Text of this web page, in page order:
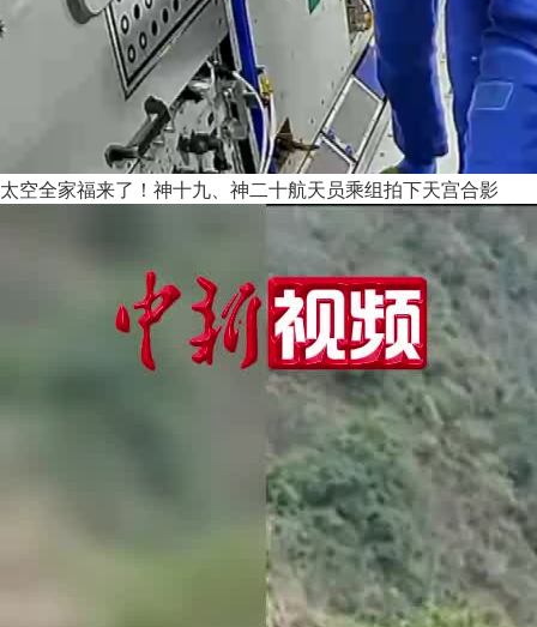
太空全家福来了！神十九、神二十航天员乘组拍下天宫合影